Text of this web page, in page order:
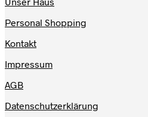
Personal Shopping
Kontakt
Impressum
AGB
Datenschutzerklärung